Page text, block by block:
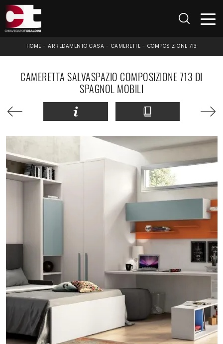
HOME - ARREDAMENTO CASA - CAMERETTE - COMPOSIZIONE 713
CAMERETTA SALVASPAZIO COMPOSIZIONE 713 DI
SPAGNOL MOBILI